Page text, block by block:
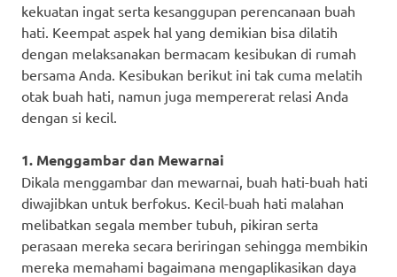
kekuatan ingat serta kesanggupan perencanaan buah
hati. Keempat aspek hal yang demikian bisa dilatih
dengan melaksanakan bermacam kesibukan di rumah
bersama Anda. Kesibukan berikut ini tak cuma melatih
otak buah hati, namun juga mempererat relasi Anda
dengan si kecil.
1. Menggambar dan Mewarnai
Dikala menggambar dan mewarnai, buah hati-buah hati
diwajibkan untuk berfokus. Kecil-buah hati malahan
melibatkan segala member tubuh, pikiran serta
perasaan mereka secara beriringan sehingga membikin
mereka memahami bagaimana mengaplikasikan daya